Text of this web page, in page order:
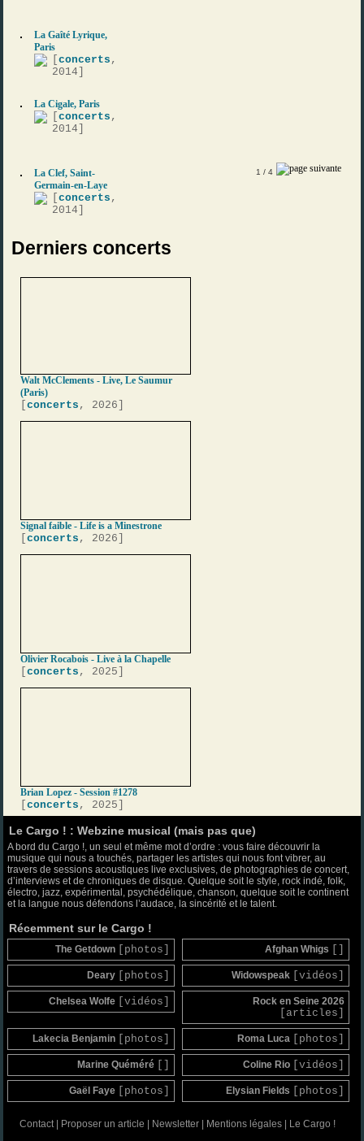
La Gaîté Lyrique,
Paris
[concerts ,
2014]
La Cigale, Paris
[concerts ,
2014]
La Clef, Saint-
Germain-en-Laye
[concerts ,
2014]
1 / 4
Derniers concerts
Walt McClements - Live, Le Saumur
(Paris)
[concerts , 2026]
Signal faible - Life is a Minestrone
[concerts , 2026]
Olivier Rocabois - Live à la Chapelle
[concerts , 2025]
Brian Lopez - Session #1278
[concerts , 2025]
Le Cargo ! : Webzine musical (mais pas que)
A bord du Cargo !, un seul et même mot d’ordre : vous faire découvrir la
musique qui nous a touchés, partager les artistes qui nous font vibrer, au
travers de sessions acoustiques live exclusives, de photographies de concert,
d’interviews et de chroniques de disque. Quelque soit le style, rock indé, folk,
électro, jazz, expérimental, psychédélique, chanson, quelque soit le continent
et la langue nous défendons l’audace, la sincérité et le talent.
Récemment sur le Cargo !
The Getdown [photos] Afghan Whigs
Deary [photos] Widowspeak [vidéos]
Chelsea Wolfe [vidéos] Rock en Seine 2026
[articles]
Lakecia Benjamin [photos] Roma Luca [photos]
Marine Quéméré Coline Rio [vidéos]
Gaël Faye [photos] Elysian Fields [photos]
Contact| Proposer un article Newsletter| Mentions légales| Le Cargo !